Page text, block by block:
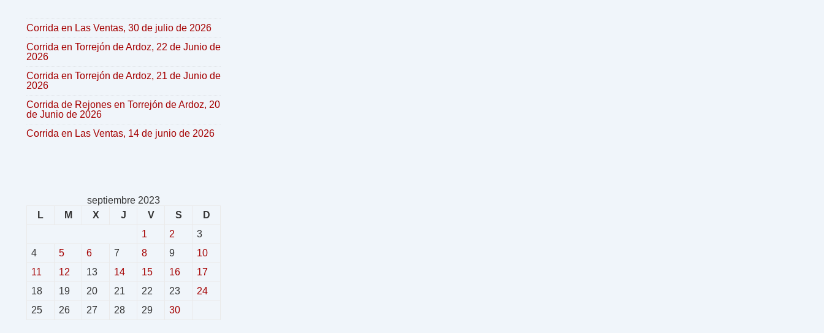
Corrida en Las Ventas, 30 de julio de 2026
Corrida en Torrejón de Ardoz, 22 de Junio de
2026
Corrida en Torrejón de Ardoz, 21 de Junio de
2026
Corrida de Rejones en Torrejón de Ardoz, 20
de Junio de 2026
Corrida en Las Ventas, 14 de junio de 2026
septiembre 2023
L
M X J V S
D
1
2
3
4
5 6 7 8 9
10
11
12 13 14 15 16
17
18
19 20 21 22 23
24
25
26 27 28 29 30